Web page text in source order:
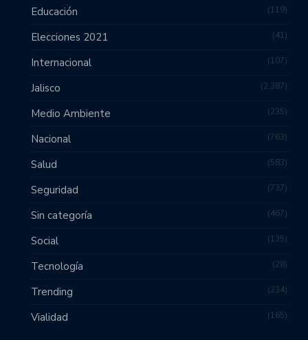
Educación 119
Elecciones 2021 41
Internacional 107
Jalisco 2,387
Medio Ambiente 235
Nacional 763
Salud 583
Seguridad 737
Sin categoría 467
Social 135
Tecnología 28
Trending 234
Vialidad 165